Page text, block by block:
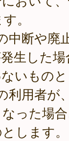
。
断や廃
生した
いもの
用者が
った場
します。